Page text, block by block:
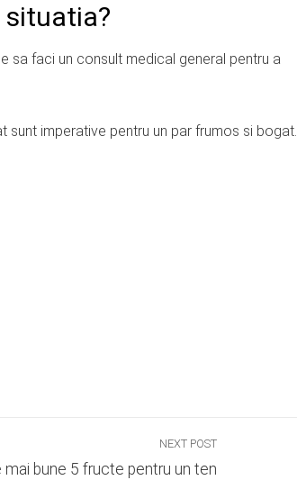
situatia?
sa faci un consult medical general pentru a
sunt imperative pentru un par frumos si bogat.
NEXT POST
mai bune 5 fructe pentru un ten